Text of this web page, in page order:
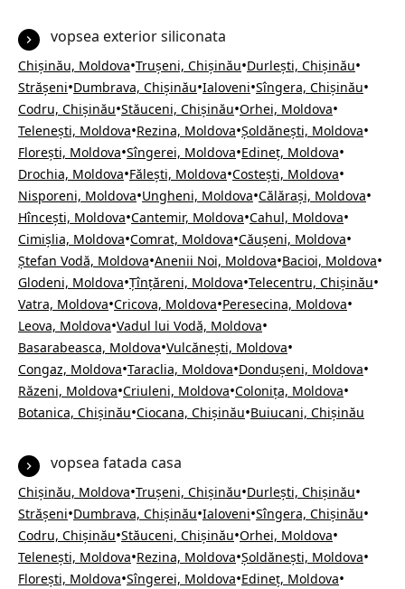
vopsea exterior siliconata
Chișinău, Moldova•Trușeni, Chișinău•Durlești, Chișinău•
Strășeni•Dumbrava, Chișinău•Ialoveni•Sîngera, Chișinău•
Codru, Chișinău•Stăuceni, Chișinău•Orhei, Moldova•
Telenești, Moldova•Rezina, Moldova•Șoldănești, Moldova•
Florești, Moldova•Sîngerei, Moldova•Edineț, Moldova•
Drochia, Moldova•Fălești, Moldova•Costești, Moldova•
Nisporeni, Moldova•Ungheni, Moldova•Călărași, Moldova•
Hîncești, Moldova•Cantemir, Moldova•Cahul, Moldova•
Cimișlia, Moldova•Comrat, Moldova•Căușeni, Moldova•
Ștefan Vodă, Moldova•Anenii Noi, Moldova•Bacioi, Moldova•
Glodeni, Moldova•Țînțăreni, Moldova•Telecentru, Chișinău•
Vatra, Moldova•Cricova, Moldova•Peresecina, Moldova•
Leova, Moldova•Vadul lui Vodă, Moldova•
Basarabeasca, Moldova•Vulcănești, Moldova•
Congaz, Moldova•Taraclia, Moldova•Dondușeni, Moldova•
Răzeni, Moldova•Criuleni, Moldova•Colonița, Moldova•
Botanica, Chișinău•Ciocana, Chișinău•Buiucani, Chișinău
vopsea fatada casa
Chișinău, Moldova•Trușeni, Chișinău•Durlești, Chișinău•
Strășeni•Dumbrava, Chișinău•Ialoveni•Sîngera, Chișinău•
Codru, Chișinău•Stăuceni, Chișinău•Orhei, Moldova•
Telenești, Moldova•Rezina, Moldova•Șoldănești, Moldova•
Florești, Moldova•Sîngerei, Moldova•Edineț, Moldova•